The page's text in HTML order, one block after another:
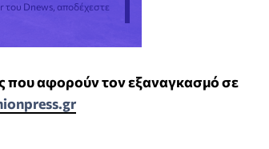
Dnews, αποδέχεστε
που αφορούν τον εξαναγκασμό σε